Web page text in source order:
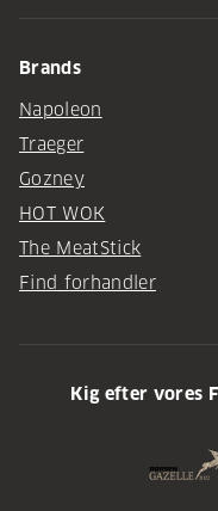
Brands
Napoleon
Traeger
Gozney
HOT WOK
The MeatStick
Find forhandler
Kig efter vores